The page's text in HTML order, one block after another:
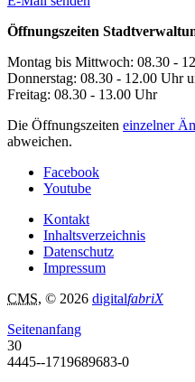
Öffnungszeiten
Montag bis Mittwoch: 08.30 -
Donnerstag: 08.30 - 12.00 Uhr
Freitag: 08.30 - 13.00 Uhr
Die Öffnungszeiten einzelner
abweichen.
Facebook
Youtube
Kontakt
Inhaltsverzeichnis
Datenschutz
Impressum
CMS, © 2026 digitalfabriX
Seitenanfang
30
4445--1719689683-0